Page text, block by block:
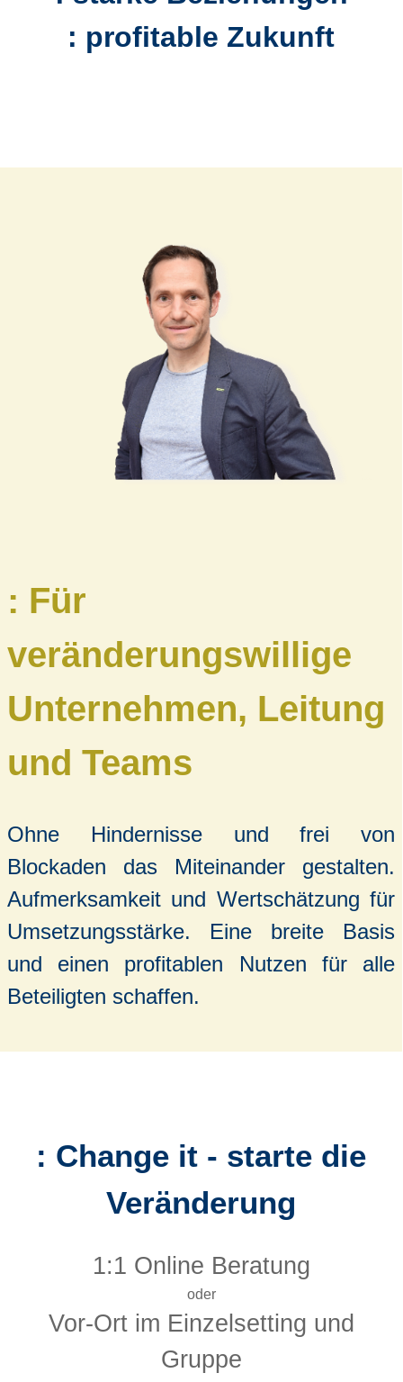
: profitable Zukunft
: Für
veränderungswillige
Unternehmen, Leitung
und Teams
Ohne Hindernisse und frei von
Blockaden das Miteinander gestalten.
Aufmerksamkeit und Wertschätzung für
Umsetzungsstärke. Eine breite Basis
und einen profitablen Nutzen für alle
Beteiligten schaffen.
: Change it - starte die
Veränderung
1:1 Online Beratung
oder
Vor-Ort im Einzelsetting und
Gruppe